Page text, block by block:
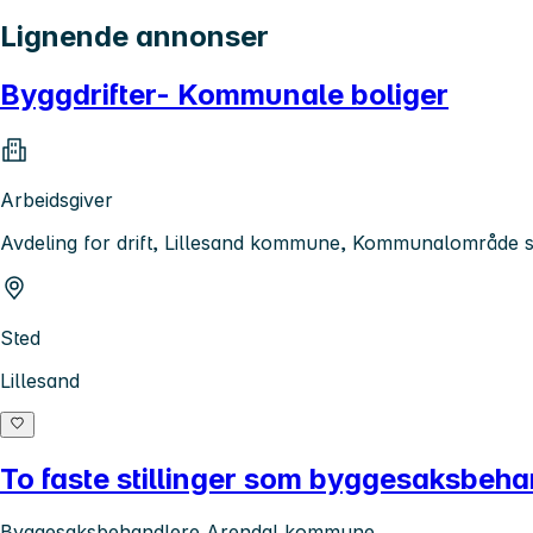
Lignende annonser
Byggdrifter- Kommunale boliger
Arbeidsgiver
Avdeling for drift, Lillesand kommune, Kommunalområde
Sted
Lillesand
To faste stillinger som